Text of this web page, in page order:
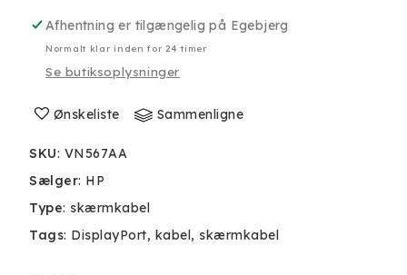
2
m
2
m
Afhentning er tilgængelig på Egebjerg
Normalt klar inden for 24 timer
Se butiksoplysninger
Ønskeliste Sammenligne
SKU: VN567AA
Sælger: HP
Type: skærmkabel
Tags: DisplayPort kabel skærmkabel